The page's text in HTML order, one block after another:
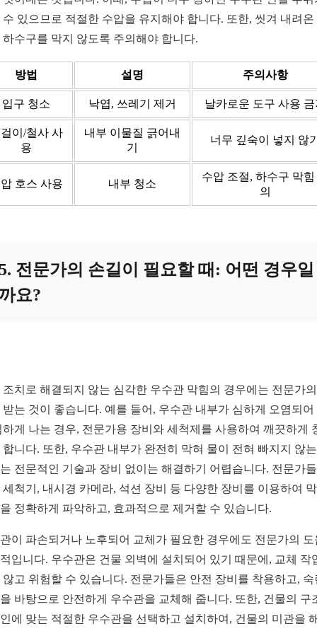
수 있으므로 적절한 수압을 유지해야 합니다. 또한, 씻겨 내려온
하수구를 막지 않도록 주의해야 합니다.
방법 설명 주의사항
입구 청소 낙엽, 쓰레기 제거 날카로운 도구 사용 금
이/철사 사
용
내부 이물질 긁어내
기
너무 깊숙이 넣지 않
호스 사용 내부 청소
수압 조절, 하수구 막힘
의
전문가의 손길이 필요할 때: 어떤 경우일
요?
조치로 해결되지 않는 심각한 우수관 막힘의 경우에는 전문가
받는 것이 좋습니다. 예를 들어, 우수관 내부가 심하게 오염되어
하게 나는 경우, 전문가용 장비와 세척제를 사용하여 깨끗하게
합니다. 또한, 우수관 내부가 완전히 막혀 물이 전혀 빠지지 않
전문적인 기술과 장비 없이는 해결하기 어렵습니다. 전문가
세척기, 내시경 카메라, 석션 장비 등 다양한 장비를 이용하여
정확하게 파악하고, 효과적으로 제거할 수 있습니다.
이 파손되거나 노후되어 교체가 필요한 경우에도 전문가의 도
입니다. 우수관은 건물 외벽에 설치되어 있기 때문에, 교체 작
않고 위험할 수 있습니다. 전문가들은 안전 장비를 착용하고, 숙
바탕으로 안전하게 우수관을 교체해 줍니다. 또한, 건물의 구
에 맞는 적절한 우수관을 선택하고 설치하여, 건물의 미관을